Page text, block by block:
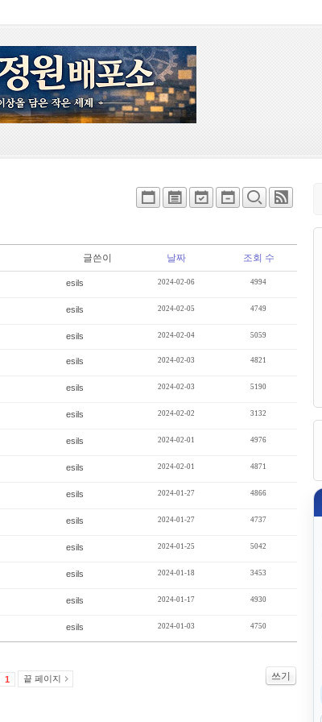
글쓴이 날짜 조회 수
esils 2024-02-06 4994
esils 2024-02-05 4749
esils 2024-02-04 5059
esils 2024-02-03 4821
esils 2024-02-03 5190
esils 2024-02-02 3132
esils 2024-02-01 4976
esils 2024-02-01 4871
esils 2024-01-27 4866
esils 2024-01-27 4737
esils 2024-01-25 5042
esils 2024-01-18 3453
esils 2024-01-17 4930
esils 2024-01-03 4750
쓰기
1 끝 페이지